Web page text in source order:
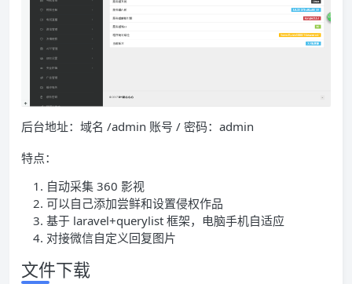
后台地址：域名 /admin 账号 / 密码：admin
特点：
自动采集 360 影视
可以自己添加尝鲜和设置侵权作品
基于 laravel+querylist 框架，电脑手机自适应
对接微信自定义回复图片
文件下载